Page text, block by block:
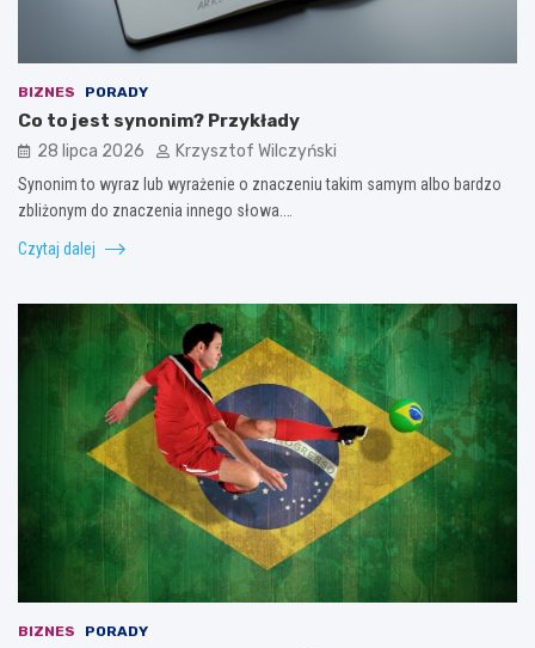
BIZNES PORADY
Co to jest synonim? Przykłady
28 lipca 2026 Krzysztof Wilczyński
Synonim to wyraz lub wyrażenie o znaczeniu takim samym albo bardzo
zbliżonym do znaczenia innego słowa.…
Czytaj dalej
BIZNES PORADY